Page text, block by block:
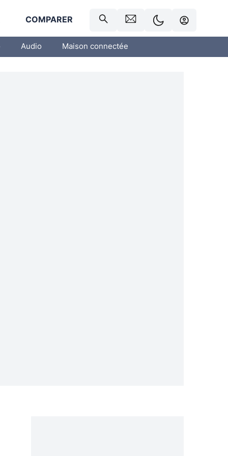
COMPARER
Audio Maison connectée